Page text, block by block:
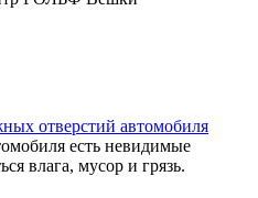
отверстий автомобиля
есть невидимые
влага, мусор и грязь.